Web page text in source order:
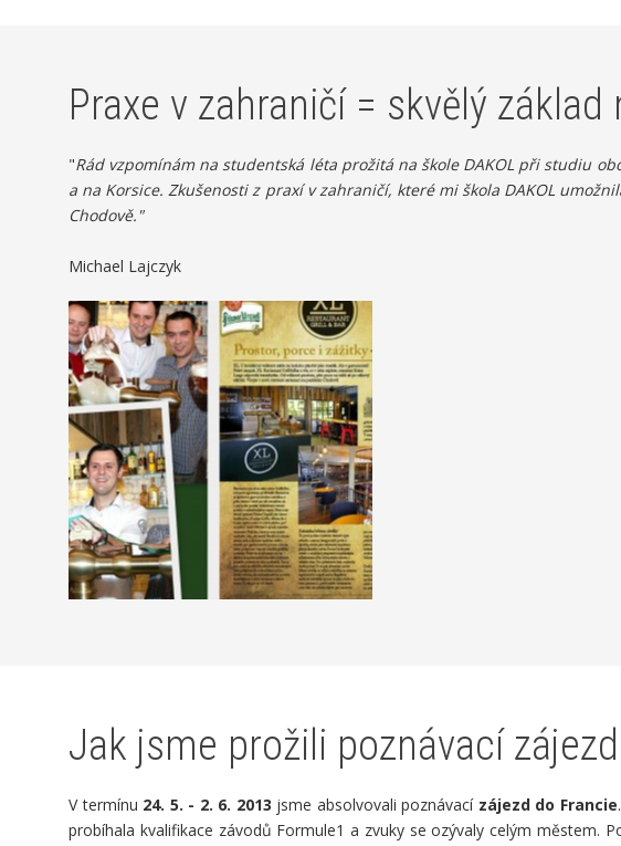
Praxe v zahraničí = skvělý
"Rád vzpomínám na studentská léta prožitá na škole DAKOL při studiu
a na Korsice. Zkušenosti z praxí v zahraničí, které mi škola DAKOL
Chodově."
Michael Lajczyk
Jak jsme prožili poznávací
V termínu 24. 5. - 2. 6. 2013 jsme absolvovali poznávací zájezd do Francie
probíhala kvalifikace závodů Formule1 a zvuky se ozývaly celým městem.